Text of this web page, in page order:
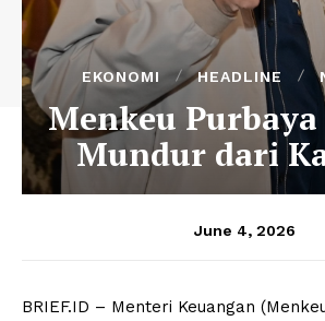
EKONOMI HEADLINE
Menkeu
Mundur dari
June 4, 2026
BRIEF.ID – Menteri Keuangan